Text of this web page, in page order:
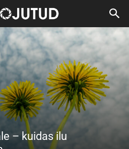
– kuidas ilu